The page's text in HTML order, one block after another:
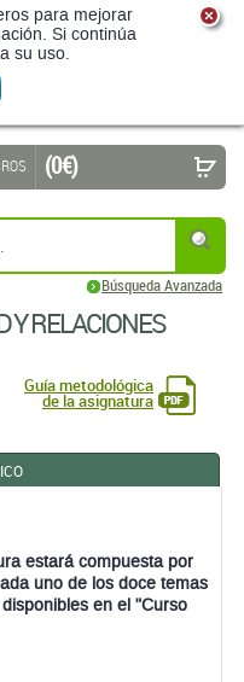
para mejorar
Si continúa
su uso.
Búsqueda Avanzada
(0 €)
Y RELACIONES
Guía metodológica
de la asignatura
estará compuesta por
uno de los doce temas
en el "Curso